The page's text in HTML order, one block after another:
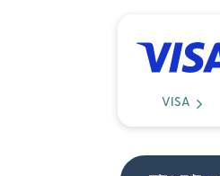
VISA